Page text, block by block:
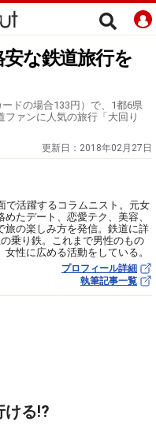
な鉄道旅行を
ドの場合133円）で、1都6県
ァンに人気の旅行「大回り
更新日： 2018年02月27日
で活躍するコラムニスト。元女
たデート、恋愛テク、美容、
旅の楽しみ方を発信。鉄道に詳
乗り鉄。これまで男性のもの
性に広める活動をしている。
プロフィール詳細
執筆記事一覧
ける!?